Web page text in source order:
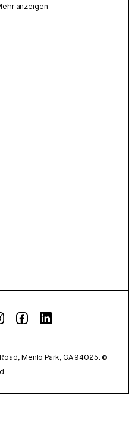
anzeigen
Menlo Park, CA 94025. ©